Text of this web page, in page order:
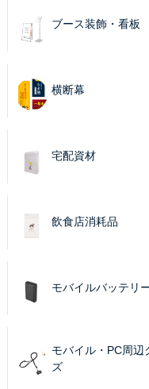
ブース装飾・看板
横断幕
宅配資材
飲食店消耗品
モバイルバッテリ
モバイル・PC周辺
ズ